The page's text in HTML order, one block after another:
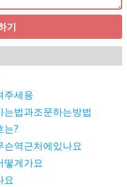
기
주세용
법과조문하는방법
는?
역근처에있나요
떻게가요
요